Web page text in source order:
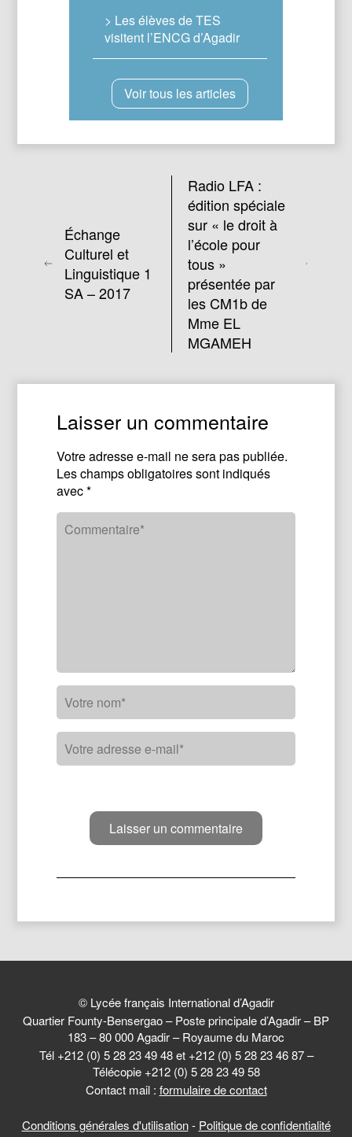
> Les élèves de TES
visitent l’ENCG d’Agadir
Voir tous les articles
Échange
Culturel et
Linguistique 1
SA – 2017
Radio LFA :
édition spéciale
sur « le droit à
l’école pour
tous »
présentée par
les CM1b de
Mme EL
MGAMEH
Laisser un commentaire
Votre adresse e-mail ne sera pas publiée.
Les champs obligatoires sont indiqués
avec*
© Lycée français International d’Agadir
Quartier Founty-Bensergao – Poste principale d’Agadir – BP
183 – 80 000 Agadir – Royaume du Maroc
Tél +212 (0) 5 28 23 49 48 et +212 (0) 5 28 23 46 87 –
Télécopie +212 (0) 5 28 23 49 58
Contact mail : formulaire de contact
Conditions générales d'utilisation- Politique de confidentialité